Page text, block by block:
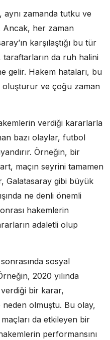
zamanda tutku ve
Ancak, her zaman
karşılaştığı bu tür
taraftarların da ruh halini
gelir. Hakem hataları, bu
oluşturur ve çoğu zaman
verdiği kararlarla
bazı olaylar, futbol
Örneğin, bir
maçın seyrini tamamen
Galatasaray gibi büyük
ne denli önemli
hakemlerin
adaletli olup
sosyal
2020 yılında
bir karar,
neden olmuştu. Bu olay,
da etkileyen bir
performansını